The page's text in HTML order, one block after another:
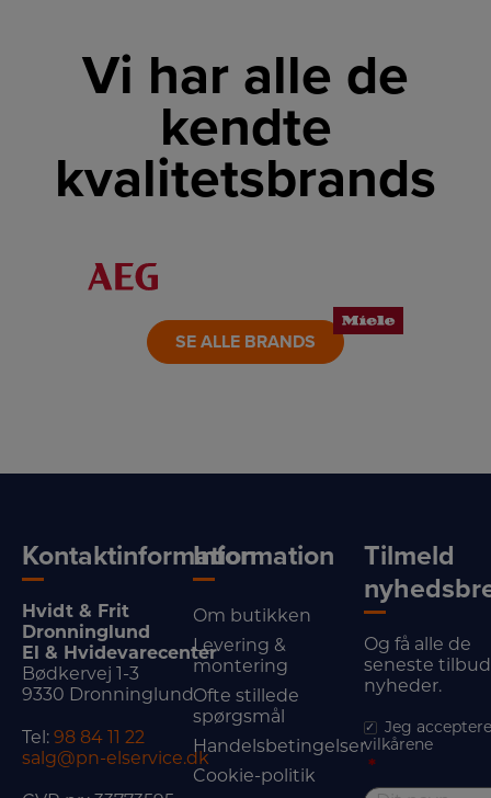
Vi har alle de
kendte
kvalitetsbrands
LINK
SE ALLE BRANDS
Kontaktinformation
Hvidt & Frit
Dronninglund
El & Hvidevarecenter
Bødkervej 1-3
9330 Dronninglund
Tel: 98 84 11 22
salg@pn-elservice.dk
Information
Om butikken
Levering &
montering
Ofte stillede
spørgsmål
Handelsbetingelser
Cookie-politik
Tilmeld
Og få alle de
seneste
nyheder.
Jeg
vilkårene
*